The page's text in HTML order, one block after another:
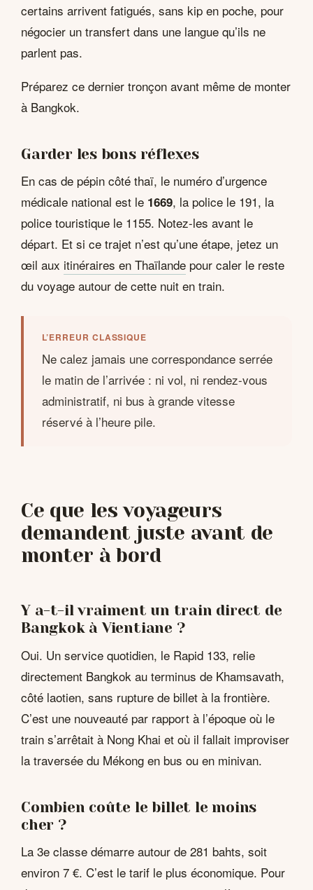
certains arrivent fatigués, sans kip en poche, pour
négocier un transfert dans une langue qu’ils ne
parlent pas.
Préparez ce dernier tronçon avant même de monter
à Bangkok.
Garder les bons réflexes
En cas de pépin côté thaï, le numéro d’urgence
médicale national est le 1669, la police le 191, la
police touristique le 1155. Notez-les avant le
départ. Et si ce trajet n’est qu’une étape, jetez un
œil aux itinéraires en Thaïlande pour caler le reste
du voyage autour de cette nuit en train.
L’ERREUR CLASSIQUE
Ne calez jamais une correspondance serrée
le matin de l’arrivée : ni vol, ni rendez-vous
administratif, ni bus à grande vitesse
réservé à l’heure pile.
Ce que les voyageurs
demandent juste avant de
monter à bord
Y a-t-il vraiment un train direct de
Bangkok à Vientiane ?
Oui. Un service quotidien, le Rapid 133, relie
directement Bangkok au terminus de Khamsavath,
côté laotien, sans rupture de billet à la frontière.
C’est une nouveauté par rapport à l’époque où le
train s’arrêtait à Nong Khai et où il fallait improviser
la traversée du Mékong en bus ou en minivan.
Combien coûte le billet le moins
cher ?
La 3e classe démarre autour de 281 bahts, soit
environ 7 €. C’est le tarif le plus économique. Pour